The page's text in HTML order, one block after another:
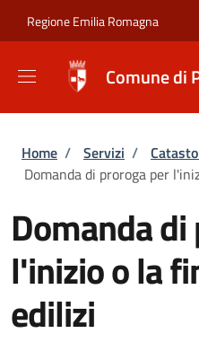
Regione Emilia Romagna
Comune di
Briciole di
Home / Servizi /
Domanda di proroga per
Domanda
l'inizio o la
edilizi